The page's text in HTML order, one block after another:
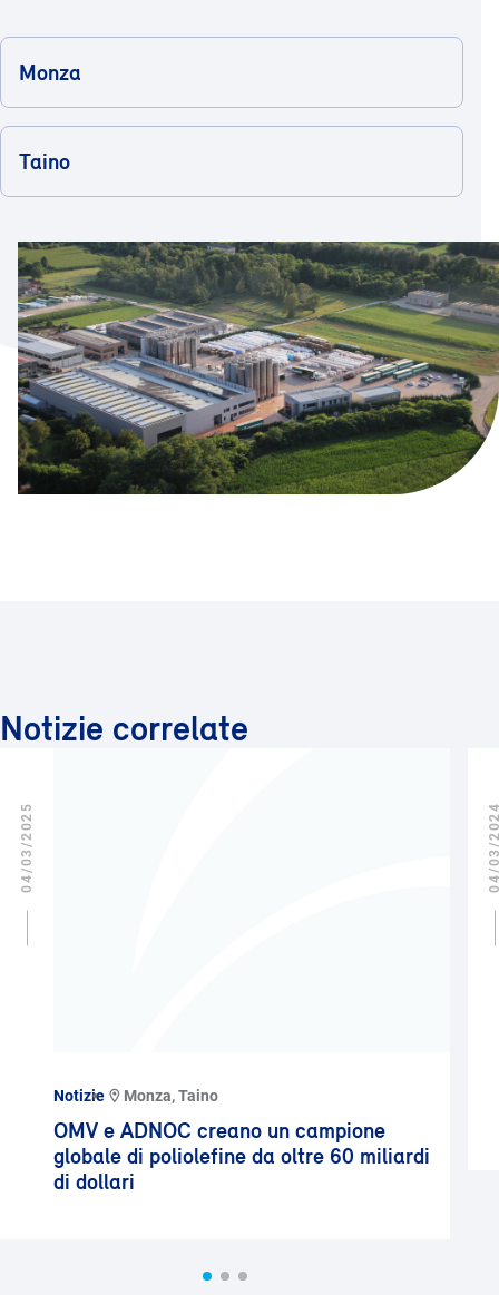
Monza
Taino
Notizie correlate
Notizie Monza, Taino
OMV e ADNOC creano un campione
globale di poliolefine da oltre 60 miliardi
di dollari
04/03/2025 04/